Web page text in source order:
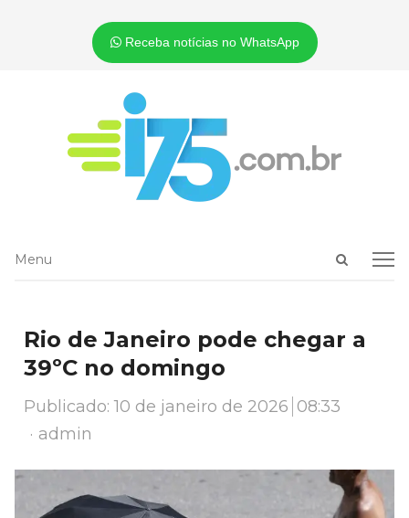
Receba notícias no WhatsApp
Open
Menu
Menu
Rio de Janeiro pode chegar a
39ºC no domingo
Publicado:10 de janeiro de 2026 08:33
Author
admin